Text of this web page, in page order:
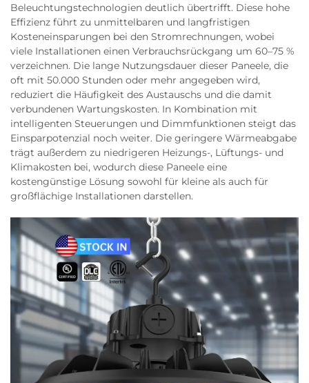
Beleuchtungstechnologien deutlich übertrifft. Diese hohe
Effizienz führt zu unmittelbaren und langfristigen
Kosteneinsparungen bei den Stromrechnungen, wobei
viele Installationen einen Verbrauchsrückgang um 60–75 %
verzeichnen. Die lange Nutzungsdauer dieser Paneele, die
oft mit 50.000 Stunden oder mehr angegeben wird,
reduziert die Häufigkeit des Austauschs und die damit
verbundenen Wartungskosten. In Kombination mit
intelligenten Steuerungen und Dimmfunktionen steigt das
Einsparpotenzial noch weiter. Die geringere Wärmeabgabe
trägt außerdem zu niedrigeren Heizungs-, Lüftungs- und
Klimakosten bei, wodurch diese Paneele eine
kostengünstige Lösung sowohl für kleine als auch für
großflächige Installationen darstellen.